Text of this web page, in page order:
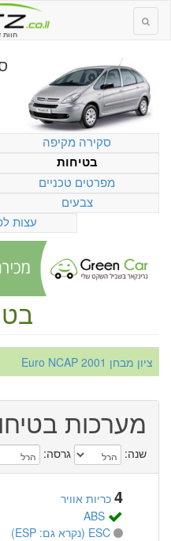
סקירה מקיפה
בטיחות
מפרטים טכניים
צבעים
עצות
ציון מבחן Euro NCAP 2001
מערכות
שנה: גרסה:
4 כריות אוויר
ABS
ESC (נקרא גם: ESP)